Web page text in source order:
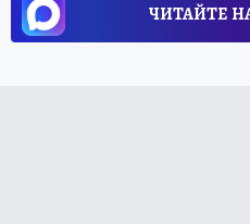
ЧИТАЙТЕ